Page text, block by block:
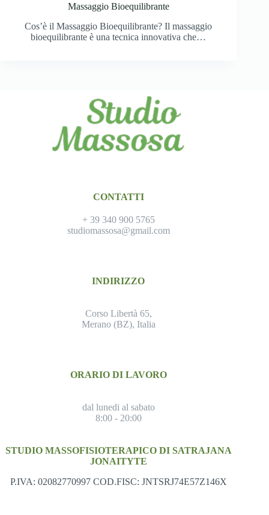
Massaggio Bioequilibrante
Cos’è il Massaggio Bioequilibrante? Il massaggio
bioequilibrante è una tecnica innovativa che…
CONTATTI
+ 39 340 900 5765
studiomassosa@gmail.com
INDIRIZZO
Corso Libertà 65,
Merano (BZ), Italia
ORARIO DI LAVORO
dal lunedi al sabato
8:00 - 20:00
STUDIO MASSOFISIOTERAPICO DI SATRAJANA
JONAITYTE
P.IVA: 02082770997 COD.FISC: JNTSRJ74E57Z146X